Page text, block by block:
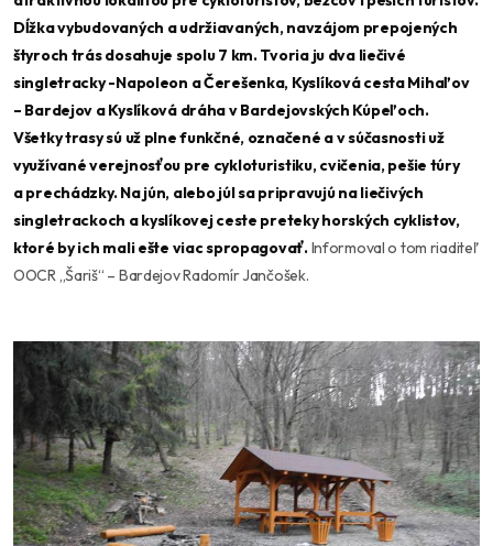
Dĺžka vybudovaných a udržiavaných, navzájom prepojených
štyroch trás dosahuje spolu 7 km. Tvoria ju dva liečivé
singletracky -Napoleon a Čerešenka, Kyslíková cesta Mihaľov
– Bardejov a Kyslíková dráha v Bardejovských Kúpeľoch.
Všetky trasy sú už plne funkčné, označené a v súčasnosti už
využívané verejnosťou pre cykloturistiku, cvičenia, pešie túry
a prechádzky. Na jún, alebo júl sa pripravujú na liečivých
singletrackoch a kyslíkovej ceste preteky horských cyklistov,
ktoré by ich mali ešte viac spropagovať.Informoval o tom riaditeľ
OOCR „Šariš“ – Bardejov Radomír Jančošek.